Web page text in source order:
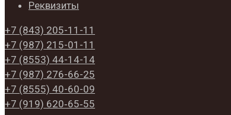
Реквизиты
+7 (843) 205-11-11
+7 (987) 215-01-11
+7 (8553) 44-14-14
+7 (987) 276-66-25
+7 (8555) 40-60-09
+7 (919) 620‑65‑55